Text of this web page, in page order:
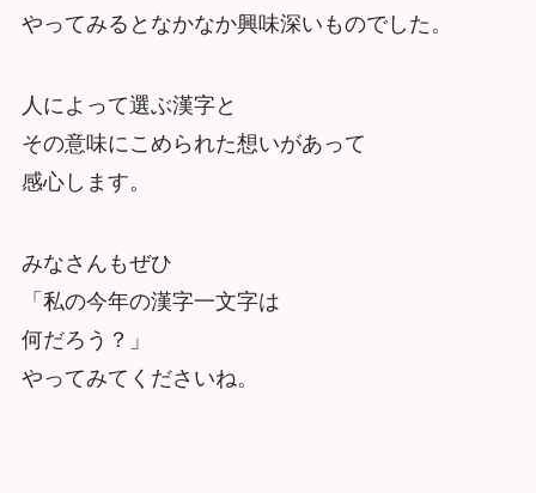
やってみるとなかなか興味深いものでした。
人によって選ぶ漢字と
その意味にこめられた想いがあって
感心します。
みなさんもぜひ
「私の今年の漢字一文字は
何だろう？」
やってみてくださいね。